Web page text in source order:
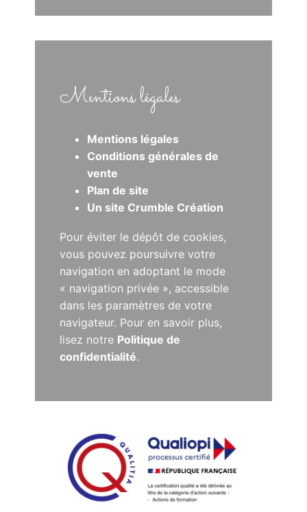
Mentions légales
Mentions légales
Conditions générales de
vente
Plan de site
Un site Crumble Création
Pour éviter le dépôt de cookies,
vous pouvez poursuivre votre
navigation en adoptant le mode
« navigation privée », accessible
dans les paramètres de votre
navigateur. Pour en savoir plus,
lisez notre Politique de
confidentialité.